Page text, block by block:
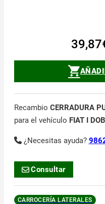
39,87
Recambio CERRADURA
para el vehículo FIAT I
¿Necesitas ayuda?
Consultar
CARROCERÍA LATERALES